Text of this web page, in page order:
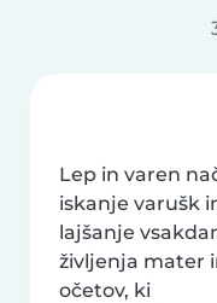
Lep in varen
iskanje varušk
lajšanje
življenja mater
očetov, ki